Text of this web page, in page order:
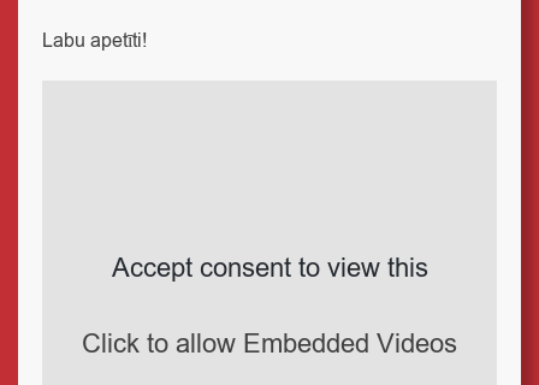
Labu apetīti!
Accept consent to view this
Click to allow Embedded Videos